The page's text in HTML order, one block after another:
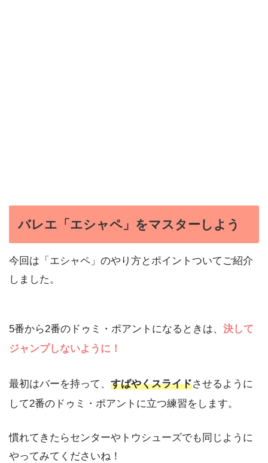
バレエ「エシャペ」をマスターしよう
今回は「エシャペ」のやり方とポイントついてご紹介
しました。
5番から2番のドゥミ・ポアントになるときは、 決して
ジャンプしないように！
最初はバーを持って、 すばやくスライドさせるように
して2番のドゥミ・ポアントに立つ練習をします。
慣れてきたらセンターやトウシューズでも同じように
やってみてくださいね！